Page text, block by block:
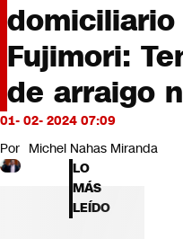
Bits
CNN tiempo
Futuro 360
Opinión
Fujimori:
de arraigo
01- 02- 2024 07:09
Por Michel Nahas Miranda
LO
MÁS
LEÍDO